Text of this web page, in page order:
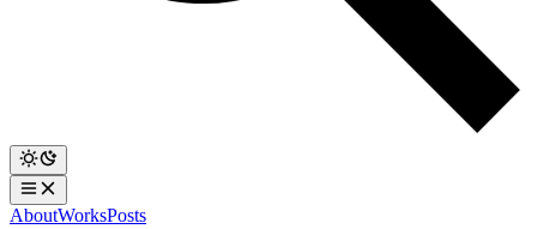
AboutWorksPosts